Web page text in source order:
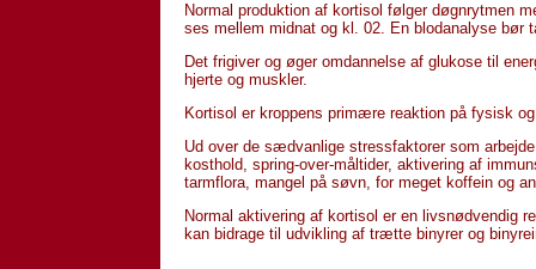
Normal produktion af kortisol følger døgnrytmen
ses mellem midnat og kl. 02. En blodanalyse bør
Det frigiver og øger omdannelse af glukose til
hjerte og muskler.
Kortisol er kroppens primære reaktion på fysisk
Ud over de sædvanlige stressfaktorer som
kosthold, spring-over-måltider, aktivering af
tarmflora, mangel på søvn, for meget koffein og
Normal aktivering af kortisol er en livsnødvendig
kan bidrage til udvikling af trætte binyrer og